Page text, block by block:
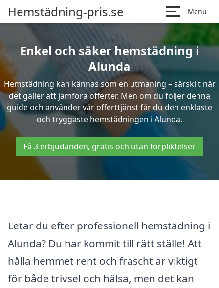
Hemstädning-pris.se Menu
Enkel och säker hemstädning i
Alunda
Hemstädning kan kännas som en utmaning – särskilt när
det gäller att jämföra offerter. Men om du följer denna
guide och använder vår offerttjänst får du den enklaste
och tryggaste hemstädningen i Alunda.
Få 3 erbjudanden, gratis och utan förpliktelser
Letar du efter professionell hemstädning i
Alunda? Du har kommit till rätt ställe! Att
hålla hemmet rent och fräscht är viktigt
för både trivsel och hälsa, men det kan